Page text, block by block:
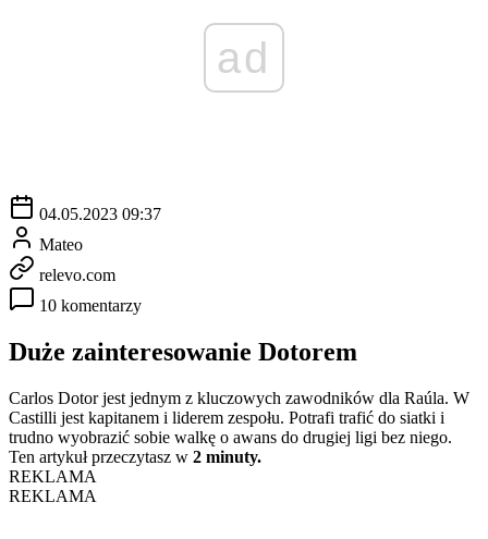
ad
04.05.2023 09:37
Mateo
relevo.com
10 komentarzy
Duże zainteresowanie Dotorem
Carlos Dotor jest jednym z kluczowych zawodników dla Raúla. W
Castilli jest kapitanem i liderem zespołu. Potrafi trafić do siatki i
trudno wyobrazić sobie walkę o awans do drugiej ligi bez niego.
Ten artykuł przeczytasz w 2 minuty.
REKLAMA
REKLAMA